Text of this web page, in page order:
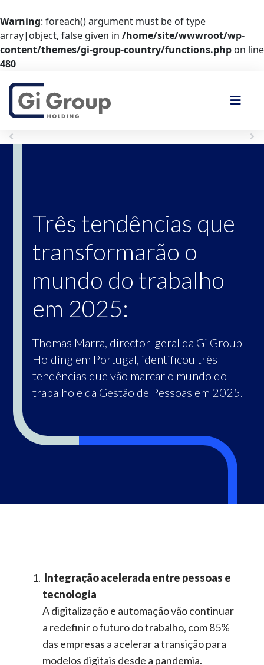
Warning: foreach() argument must be of type
array|object, false given in /home/site/wwwroot/wp-
content/themes/gi-group-country/functions.php on line
480
Três tendências que
transformarão o
mundo do trabalho
em 2025:
Thomas Marra, director-geral da Gi Group
Holding em Portugal, identificou três
tendências que vão marcar o mundo do
trabalho e da Gestão de Pessoas em 2025.
Integração acelerada entre pessoas e
tecnologia
A digitalização e automação vão continuar
a redefinir o futuro do trabalho, com 85%
das empresas a acelerar a transição para
modelos digitais desde a pandemia.